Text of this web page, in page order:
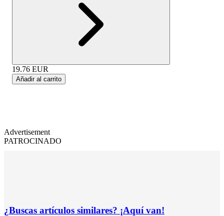
19.76 EUR
Añadir al carrito
Advertisement
PATROCINADO
¿Buscas artículos similares? ¡Aquí van!